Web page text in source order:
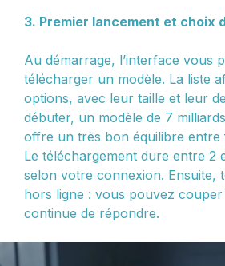
3. Premier lancement et choix
Au démarrage, l’interface vous
télécharger un modèle. La liste
options, avec leur taille et leur
débuter, un modèle de 7
offre un très bon équilibre entre
Le téléchargement dure entre 2
selon votre connexion. Ensuite,
hors ligne : vous pouvez
continue de répondre.